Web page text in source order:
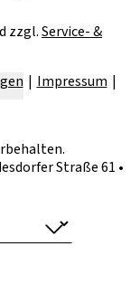
zzgl.Service- &
Impressum
Straße 61 •